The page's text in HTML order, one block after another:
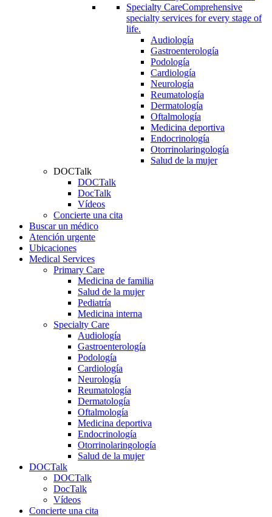
Specialty CareComprehensive
specialty services for every stage of
life.
Audiología
Gastroenterología
Podología
Cardiología
Neurología
Reumatología
Dermatología
Oftalmología
Medicina deportiva
Endocrinología
Otorrinolaringología
Salud de la mujer
DOCTalk
DOCTalk
DocTalk
Vídeos
Concierte una cita
Buscar un médico
Atención urgente
Ubicaciones
Medical Services
Primary Care
Medicina de familia
Salud de la mujer
Pediatría
Medicina interna
Specialty Care
Audiología
Gastroenterología
Podología
Cardiología
Neurología
Reumatología
Dermatología
Oftalmología
Medicina deportiva
Endocrinología
Otorrinolaringología
Salud de la mujer
DOCTalk
DOCTalk
DocTalk
Vídeos
Concierte una cita